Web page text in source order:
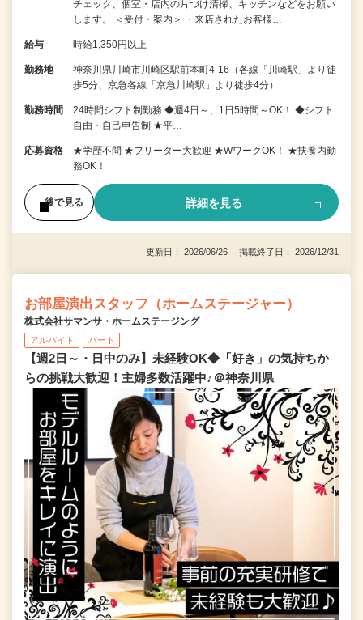
チェック、個室・店内の片づけ清掃、キッチンなどをお願い
します。 ＜受付・案内＞ ・来店されたお客様…
給与 時給1,350円以上
勤務地
神奈川県川崎市川崎区駅前本町4-16（各線「川崎駅」より徒
歩5分、京急各線「京急川崎駅」より徒歩4分）
勤務時間
24時間シフト制勤務 ◆週4日～、1日5時間～OK！ ◆シフト
自由・自己申告制 ★平…
応募資格
★学歴不問 ★フリーター大歓迎 ★WワークOK！ ★扶養内勤
務OK！
後で見る 詳細を見る
更新日： 2026/06/26 掲載終了日： 2026/12/31
お部屋演出スタッフ（ホームステージャー）
株式会社サマンサ・ホームステージング
アルバイト パート
【週2日～・日中のみ】未経験OK◆「好き」の気持ちか
らの挑戦大歓迎！主婦多数活躍中♪＠神奈川県